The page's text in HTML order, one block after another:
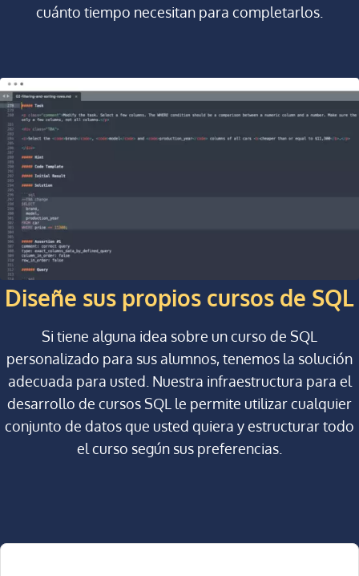
cuánto tiempo necesitan para completarlos.
Diseñe sus propios cursos de SQL
Si tiene alguna idea sobre un curso de SQL
personalizado para sus alumnos, tenemos la solución
adecuada para usted. Nuestra infraestructura para el
desarrollo de cursos SQL le permite utilizar cualquier
conjunto de datos que usted quiera y estructurar todo
el curso según sus preferencias.